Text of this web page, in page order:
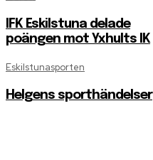
IFK Eskilstuna delade
poängen mot Yxhults IK
Eskilstunasporten
Helgens sporthändelser